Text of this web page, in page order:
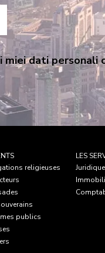
dati personali
religieuses
publics
LES
Juridique